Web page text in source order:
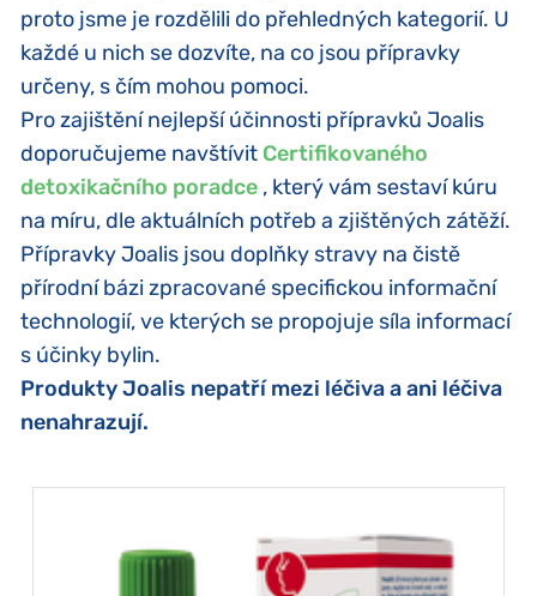
proto jsme je rozdělili do přehledných kategorií. U
každé u nich se dozvíte, na co jsou přípravky
určeny, s čím mohou pomoci.
Pro zajištění nejlepší účinnosti přípravků Joalis
doporučujeme navštívit Certifikovaného
detoxikačního poradce , který vám sestaví kúru
na míru, dle aktuálních potřeb a zjištěných zátěží.
Přípravky Joalis jsou doplňky stravy na čistě
přírodní bázi zpracované specifickou informační
technologií, ve kterých se propojuje síla informací
s účinky bylin.
Produkty Joalis nepatří mezi léčiva a ani léčiva
nenahrazují.